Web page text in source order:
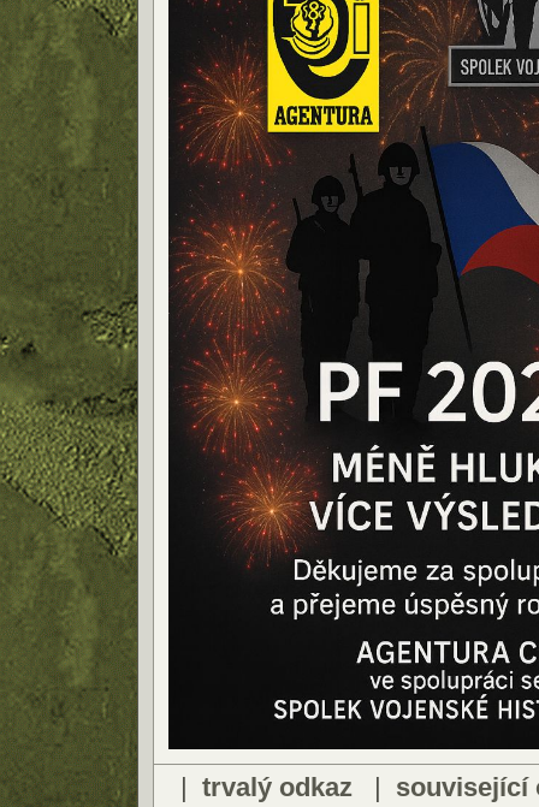
| trvalý odkaz | související